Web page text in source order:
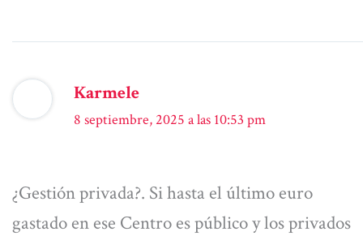
Karmele
8 septiembre, 2025 a las 10:53 pm
¿Gestión privada?. Si hasta el último euro
gastado en ese Centro es público y los privados